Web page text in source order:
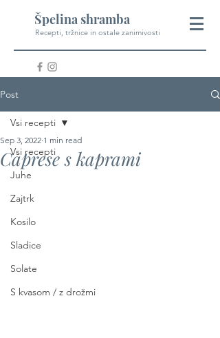
Špelina shramba
Recepti, tržnice in ostale zanimivosti
Post
Vsi recepti
Juhe
Zajtrk
Kosilo
Sladice
Solate
S kvasom / z drožmi
Vsi recepti
Caprese s kaprami
Sep 3, 2022 1 min read